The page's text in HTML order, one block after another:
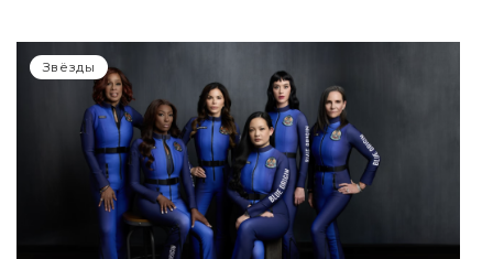
Звёзды